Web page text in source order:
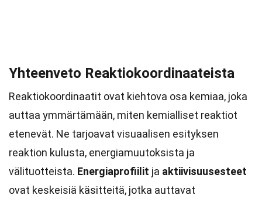
Yhteenveto Reaktiokoordinaateista
Reaktiokoordinaatit ovat kiehtova osa kemiaa, joka
auttaa ymmärtämään, miten kemialliset reaktiot
etenevät. Ne tarjoavat visuaalisen esityksen
reaktion kulusta, energiamuutoksista ja
välituotteista. Energiaprofiilit ja aktiivisuusesteet
ovat keskeisiä käsitteitä, jotka auttavat